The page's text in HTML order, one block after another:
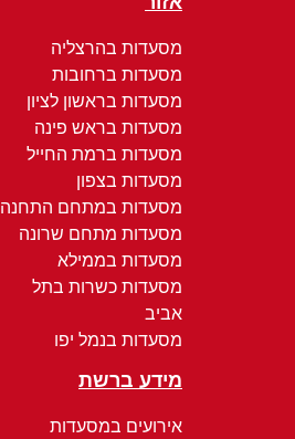
מסעדות בהרצליה
מסעדות ברחובות
מסעדות בראשון לציון
מסעדות בראש פינה
מסעדות ברמת החייל
מסעדות בצפון
מסעדות במתחם התחנה
מסעדות מתחם שרונה
מסעדות בממילא
מסעדות כשרות בתל
אביב
מסעדות בנמל יפו
מידע ברשת
אירועים במסעדות